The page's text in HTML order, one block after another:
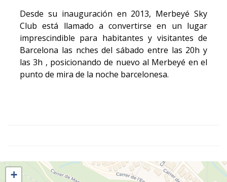
Desde su inauguración en 2013, Merbeyé Sky
Club está llamado a convertirse en un lugar
imprescindible para habitantes y visitantes de
Barcelona las nches del sábado entre las 20h y
las 3h , posicionando de nuevo al Merbeyé en el
punto de mira de la noche barcelonesa.
+